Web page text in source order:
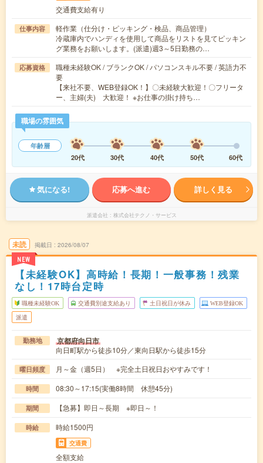
交通費支給有り
仕事内容
軽作業（仕分け・ピッキング・検品、商品管理）
冷蔵庫内でハンディを使用して商品をリストを見てピッキン
グ業務をお願いします。(派遣)週3～5日勤務の…
応募資格
職種未経験OK / ブランクOK / パソコンスキル不要 / 英語力不
要
【来社不要、WEB登録OK！】〇未経験大歓迎！〇フリータ
ー、主婦(夫) 大歓迎！ ※お仕事の掛け持ち…
職場の雰囲気
年齢層
20代
30代 40代 50代 60代
気になる! 応募へ進む 詳しく見る
派遣会社 株式会社テクノ・サービス
未読
NEW
掲載日 2026/08/07
【未経験OK】高時給！長期！一般事務！残業
なし！17時台定時
職種未経験OK 交通費別途支給あり 土日祝日が休み WEB登録OK
派遣
勤務地 京都府向日市
向日町駅から徒歩10分／東向日駅から徒歩15分
曜日頻度 月～金（週5日） ※完全土日祝日おやすみです！
時間 08:30～17:15(実働8時間 休憩45分)
期間 【急募】即日～長期 ※即日～！
時給 時給1500円
交通費
全額支給